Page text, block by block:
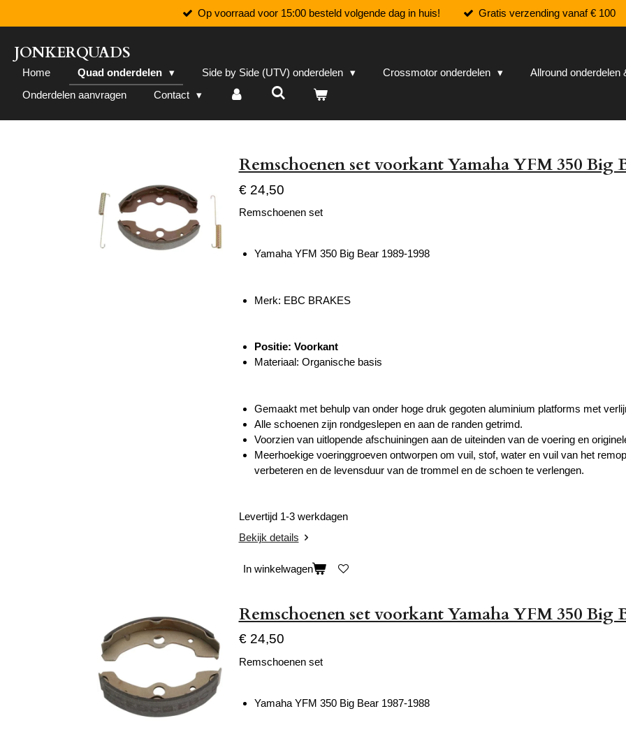
direct
naar
de
hoofdinhoud
Op voorraad voor 15:00 besteld volgende dag in huis! Gratis verzending vanaf € 100
JONKERQUADS
Home Quad onderdelen Side by Side (UTV) onderdelen Crossmotor onderdelen
Allround
Onderdelen aanvragen
Contact
Remschoenen set voorkant Yamaha YFM 350 Big
€ 24,50
Remschoenen set
Yamaha YFM 350 Big Bear 1989-1998
Merk: EBC BRAKES
Positie: Voorkant
Materiaal: Organische basis
Gemaakt met behulp van onder hoge druk gegoten aluminium platforms met
Alle schoenen zijn rondgeslepen en aan de randen getrimd.
Voorzien van uitlopende afschuiningen aan de uiteinden van de voering en
Meerhoekige voeringgroeven ontworpen om vuil, stof, water en vuil van het
verbeteren en de levensduur van de trommel en de schoen te verlengen.
Levertijd 1-3 werkdagen
Bekijk details
In winkelwagen
Remschoenen set voorkant Yamaha YFM 350 Big
€ 24,50
Remschoenen set
Yamaha YFM 350 Big Bear 1987-1988